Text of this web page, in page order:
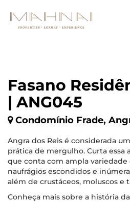
Fasano
| ANG045
Condomínio Frade,
Angra dos Reis é considerada
prática de mergulho. Curta essa
que conta com ampla
naufrágios escondidos e
além de crustáceos, moluscos e
Conheça mais sobre a história